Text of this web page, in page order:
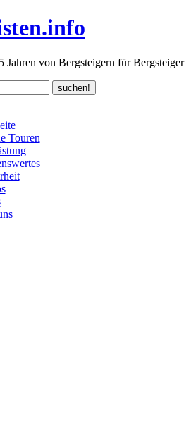
Jahren von Bergsteigern für Bergsteiger
Touren